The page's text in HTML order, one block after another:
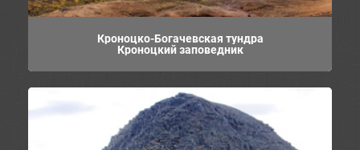
Кроноцко-Богачевская тундра
Кроноцкий заповедник